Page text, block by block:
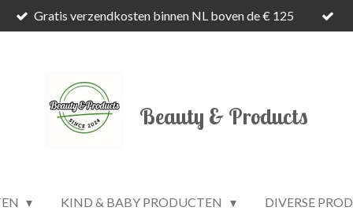
Gratis verzendkosten binnen NL boven de € 125
Beauty & Products
KIND & BABY PRODUCTEN DIVERSE